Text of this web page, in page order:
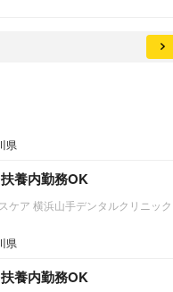
県
養内勤務OK
ケア 横浜山手デンタルクリニック
県
養内勤務OK